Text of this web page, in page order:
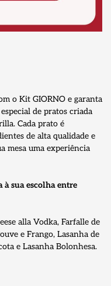
o Kit GIORNO e garanta
de pratos criada
Cada prato é
de alta qualidade e
mesa uma experiência
à sua escolha entre
alla Vodka, Farfalle de
e Frango, Lasanha de
e Lasanha Bolonhesa.